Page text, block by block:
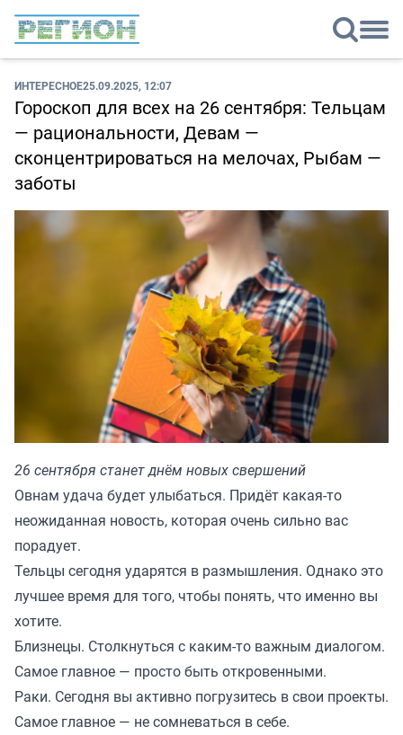
ИНТЕРЕСНОЕ25.09.2025, 12:07
Гороскоп для всех на 26 сентября: Тельцам
— рациональности, Девам —
сконцентрироваться на мелочах, Рыбам —
заботы
26 сентября станет днём новых свершений
Овнам удача будет улыбаться. Придёт какая-то
неожиданная новость, которая очень сильно вас
порадует.
Тельцы сегодня ударятся в размышления. Однако это
лучшее время для того, чтобы понять, что именно вы
хотите.
Близнецы. Столкнуться с каким-то важным диалогом.
Самое главное — просто быть откровенными.
Раки. Сегодня вы активно погрузитесь в свои проекты.
Самое главное — не сомневаться в себе.